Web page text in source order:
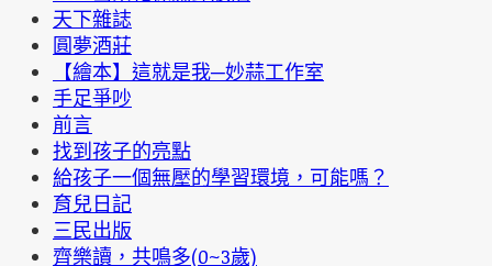
天下雜誌
圓夢酒莊
【繪本】這就是我─妙蒜工作室
手足爭吵
前言
找到孩子的亮點
給孩子一個無壓的學習環境，可能嗎？
育兒日記
三民出版
齊樂讀，共鳴多(0~3歲)